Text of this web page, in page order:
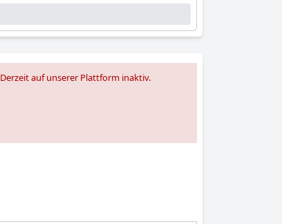
Derzeit auf unserer Plattform inaktiv.